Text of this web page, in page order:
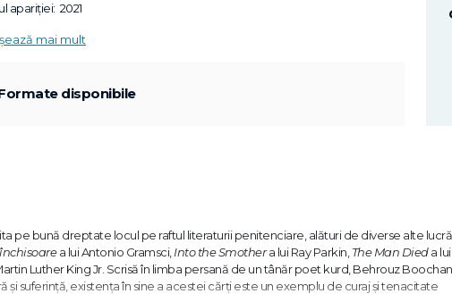
apariției: 2021
mai mult
disponibile
pe bună dreptate locul pe raftul literaturii penitenciare, alături de diverse alte
a lui Antonio Gramsci, Into the Smothera lui Ray Parkin, The Man Dieda lui
Luther King Jr. Scrisă în limba persană de un tânăr poet kurd, Behrouz
suferință, existența în sine a acestei cărți este un exemplu de curaj și tenacitate